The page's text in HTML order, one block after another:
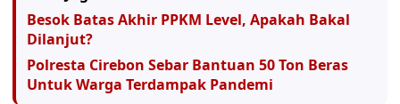
Besok Batas Akhir PPKM Level, Apakah Bakal
Dilanjut?
Polresta Cirebon Sebar Bantuan 50 Ton Beras
Untuk Warga Terdampak Pandemi